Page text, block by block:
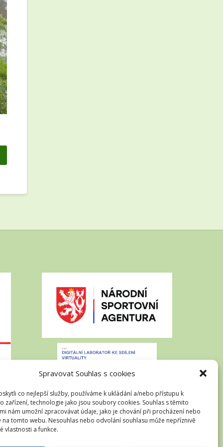
Spravovat Souhlas s cookies
co nejlepší služby, používáme k ukládání a/nebo přístupu k
zařízení, technologie jako jsou soubory cookies. Souhlas s těmito
nám umožní zpracovávat údaje, jako je chování při procházení nebo
na tomto webu. Nesouhlas nebo odvolání souhlasu může nepříznivě
vlastnosti a funkce.